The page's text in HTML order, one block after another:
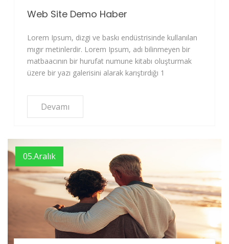
Web Site Demo Haber
Lorem Ipsum, dizgi ve baskı endüstrisinde kullanılan
mıgır metinlerdir. Lorem Ipsum, adı bilinmeyen bir
matbaacının bir hurufat numune kitabı oluşturmak
üzere bir yazı galerisini alarak karıştırdığı 1
Devamı
05.Aralık